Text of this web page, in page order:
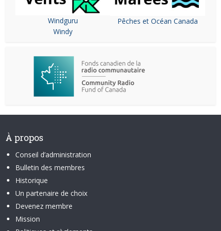
Windguru
Windy
Pêches et Océan Canada
À propos
Conseil d’administration
Bulletin des membres
Historique
Un partenaire de choix
Devenez membre
Mission